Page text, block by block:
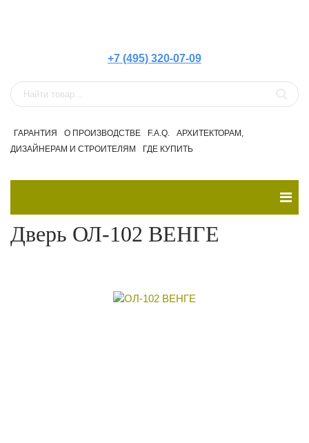
+7 (495) 320-07-09
ГАРАНТИЯ О ПРОИЗВОДСТВЕ F.A.Q.
АРХИТЕКТОРАМ,
ДИЗАЙНЕРАМ И СТРОИТЕЛЯМ
ГДЕ КУПИТЬ
Дверь ОЛ-102 ВЕНГЕ